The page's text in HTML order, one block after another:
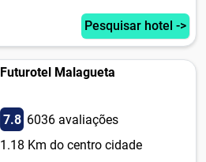
Pesquisar hotel ->
Futurotel Malagueta
7.8 6036 avaliações
1.18 Km do centro cidade